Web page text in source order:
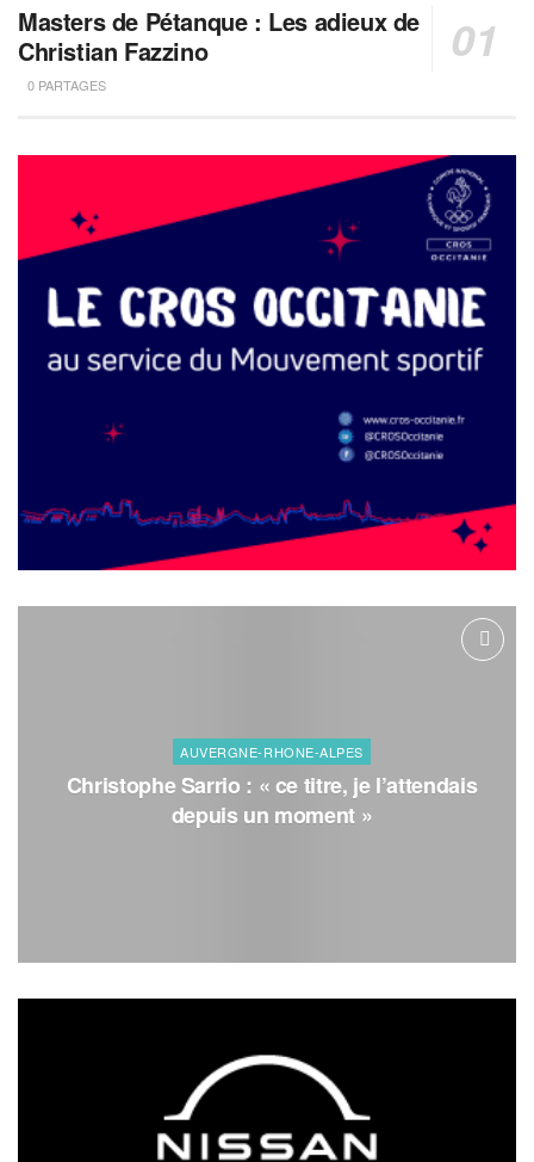
Masters de Pétanque : Les adieux de
Christian Fazzino
0 PARTAGES
AUVERGNE-RHONE-ALPES
Christophe Sarrio : « ce titre, je l’attendais
depuis un moment »